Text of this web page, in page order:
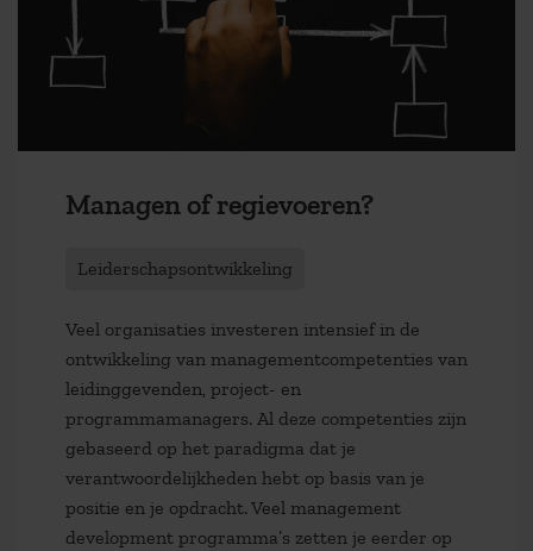
Managen of regievoeren?
Leiderschapsontwikkeling
Veel organisaties investeren intensief in de
ontwikkeling van managementcompetenties van
leidinggevenden, project- en
programmamanagers. Al deze competenties zijn
gebaseerd op het paradigma dat je
verantwoordelijkheden hebt op basis van je
positie en je opdracht. Veel management
development programma’s zetten je eerder op